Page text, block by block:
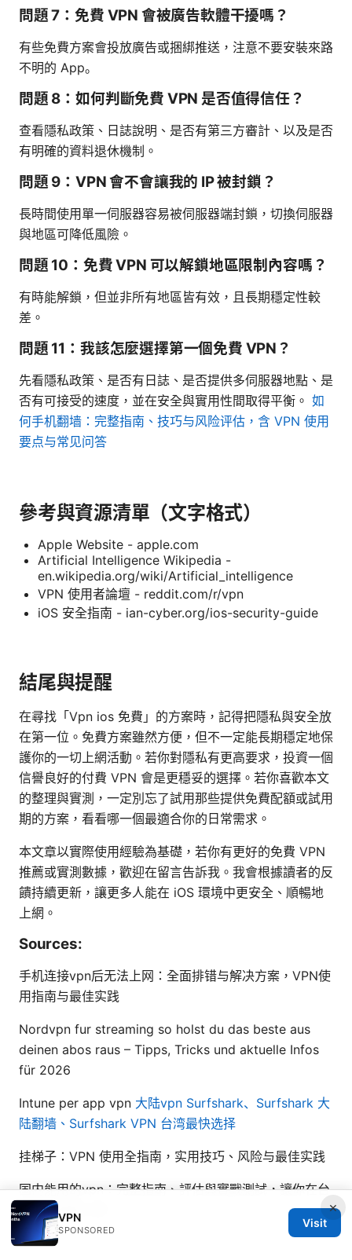
問題 7：免費 VPN 會被廣告軟體干擾嗎？
有些免費方案會投放廣告或捆綁推送，注意不要安裝來路
不明的 App。
問題 8：如何判斷免費 VPN 是否值得信任？
查看隱私政策、日誌說明、是否有第三方審計、以及是否
有明確的資料退休機制。
問題 9：VPN 會不會讓我的 IP 被封鎖？
長時間使用單一伺服器容易被伺服器端封鎖，切換伺服器
與地區可降低風險。
問題 10：免費 VPN 可以解鎖地區限制內容嗎？
有時能解鎖，但並非所有地區皆有效，且長期穩定性較
差。
問題 11：我該怎麼選擇第一個免費 VPN？
先看隱私政策、是否有日誌、是否提供多伺服器地點、是
否有可接受的速度，並在安全與實用性間取得平衡。 如
何手机翻墙：完整指南、技巧与风险评估，含 VPN 使用
要点与常见问答
參考與資源清單（文字格式）
Apple Website - apple.com
Artificial Intelligence Wikipedia -
en.wikipedia.org/wiki/Artificial_intelligence
VPN 使用者論壇 - reddit.com/r/vpn
iOS 安全指南 - ian-cyber.org/ios-security-guide
結尾與提醒
在尋找「Vpn ios 免費」的方案時，記得把隱私與安全放
在第一位。免費方案雖然方便，但不一定能長期穩定地保
護你的一切上網活動。若你對隱私有更高要求，投資一個
信譽良好的付費 VPN 會是更穩妥的選擇。若你喜歡本文
的整理與實測，一定別忘了試用那些提供免費配額或試用
期的方案，看看哪一個最適合你的日常需求。
本文章以實際使用經驗為基礎，若你有更好的免費 VPN
推薦或實測數據，歡迎在留言告訴我。我會根據讀者的反
饋持續更新，讓更多人能在 iOS 環境中更安全、順暢地
上網。
Sources:
手机连接vpn后无法上网：全面排错与解决方案，VPN使
用指南与最佳实践
Nordvpn fur streaming so holst du das beste aus
deinen abos raus – Tipps, Tricks und aktuelle Infos
für 2026
Intune per app vpn 大陆vpn Surfshark、Surfshark 大
陆翻墙、Surfshark VPN 台湾最快选择
挂梯子：VPN 使用全指南，实用技巧、风险与最佳实践
国内能用的vpn：完整指南、評估與實戰測試，讓你在台
灣也能順暢上網
×
VPN
SPONSORED
Visit